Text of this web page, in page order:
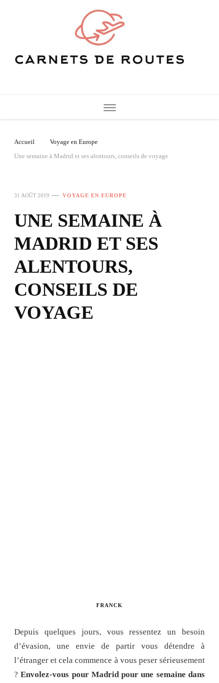
Accueil
Voyage en Europe
Une semaine à Madrid et ses alentours, conseils de voyage
31 AOÛT 2019 VOYAGE EN EUROPE
UNE SEMAINE À
MADRID ET SES
ALENTOURS,
CONSEILS DE
VOYAGE
FRANCK
Depuis quelques jours, vous ressentez un besoin
d’évasion, une envie de partir vous détendre à
l’étranger et cela commence à vous peser sérieusement
?Envolez-vous pour Madrid pour une semaine dans